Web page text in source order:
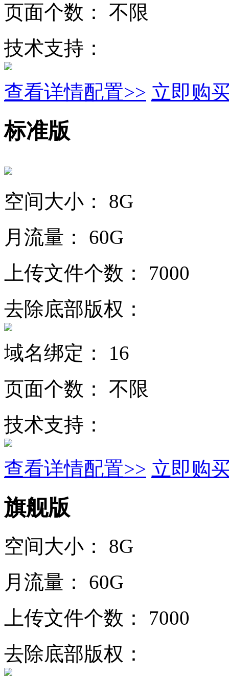
页面个数：
不限
技术支持：
查看详情配置>> 立即购
标准版
空间大小：
8G
月流量：
60G
上传文件个数：
7000
去除底部版权：
域名绑定：
16
页面个数：
不限
技术支持：
查看详情配置>> 立即购
旗舰版
空间大小：
8G
月流量：
60G
上传文件个数：
7000
去除底部版权：